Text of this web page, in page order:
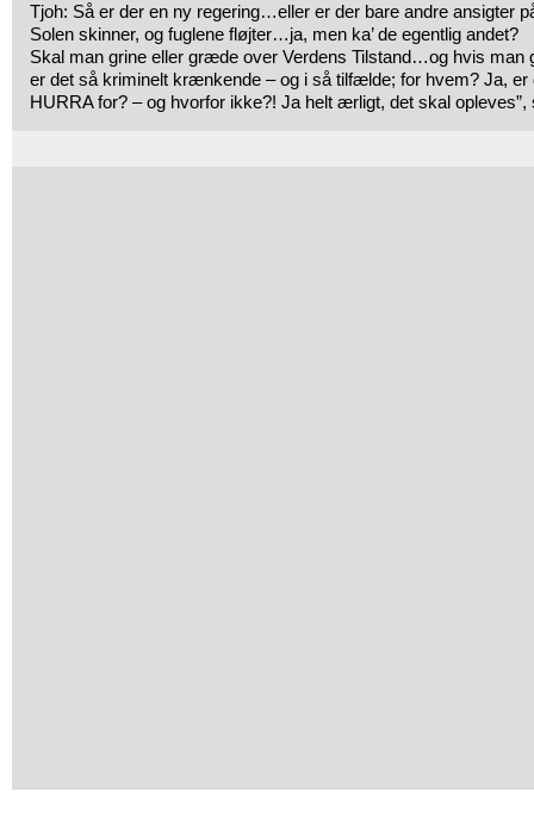
Tjoh: Så er der en ny regering…eller er der bare andre ansigter
Solen skinner, og fuglene fløjter…ja, men ka’ de egentlig andet?
Skal man grine eller græde over Verdens Tilstand…og hvis man
er det så kriminelt krænkende – og i så tilfælde; for hvem? Ja, er
HURRA for? – og hvorfor ikke?! Ja helt ærligt, det skal opleves”,